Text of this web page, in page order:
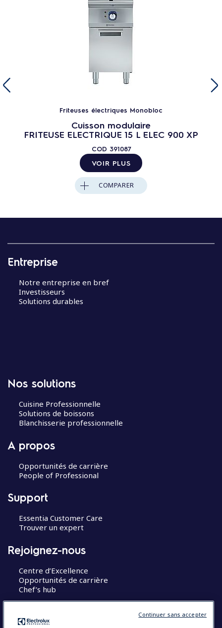
Friteuses électriques Monobloc
Cuisson modulaire
FRITEUSE ELECTRIQUE 15 L ELEC 900 XP
COD 391087
VOIR PLUS
COMPARER
Entreprise
Notre entreprise en bref
Investisseurs
Solutions durables
Nos solutions
Cuisine Professionnelle
Solutions de boissons
Blanchisserie professionnelle
A propos
Opportunités de carrière
People of Professional
Support
Essentia Customer Care
Trouver un expert
Rejoignez-nous
Centre d’Excellence
Opportunités de carrière
Chef’s hub
Continuer sans accepter